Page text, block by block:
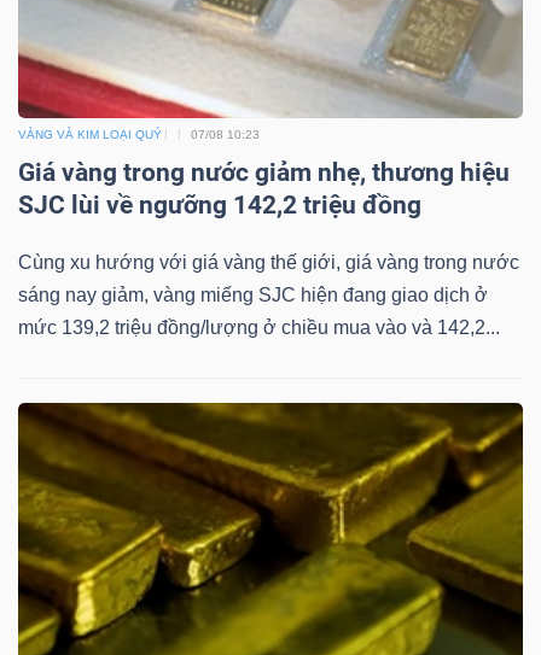
VÀNG VÀ KIM LOẠI QUÝ 07/08 10:23
Giá vàng trong nước giảm nhẹ, thương hiệu
SJC lùi về ngưỡng 142,2 triệu đồng
Cùng xu hướng với giá vàng thế giới, giá vàng trong nước
sáng nay giảm, vàng miếng SJC hiện đang giao dịch ở
mức 139,2 triệu đồng/lượng ở chiều mua vào và 142,2...